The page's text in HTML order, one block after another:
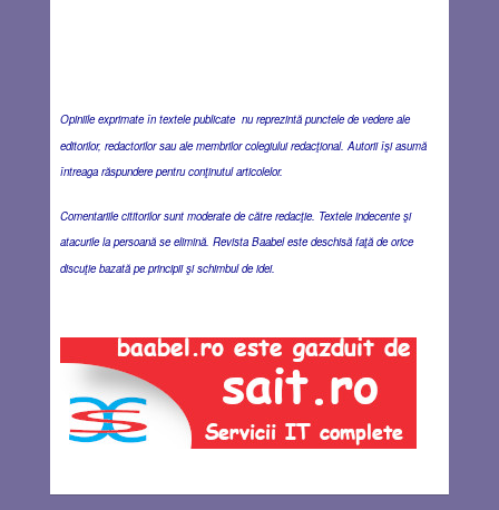
Opiniile exprimate în textele publicate nu reprezintă punctele de vedere ale
editorilor, redactorilor sau ale membrilor colegiului redacţional. Autorii îşi asumă
întreaga răspundere pentru conţinutul articolelor.
Comentariile cititorilor sunt moderate de către redacţie. Textele indecente şi
atacurile la persoană se elimină. Revista Baabel este deschisă faţă de orice
discuţie bazată pe principii şi schimbul de idei.